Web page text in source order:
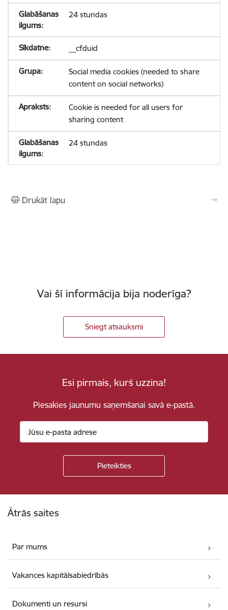
24 stundas
__cfduid
Social media cookies (needed to share
content on social networks)
Cookie is needed for all users for
sharing content
24 stundas
Drukāt lapu
Vai šī informācija bija noderīga?
Sniegt atsauksmi
Esi pirmais, kurš uzzina!
Piesakies jaunumu saņemšanai savā e-pastā.
Ātrās saites
Par mums
Vakances kapitālsabiedrībās
Dokumenti un resursi